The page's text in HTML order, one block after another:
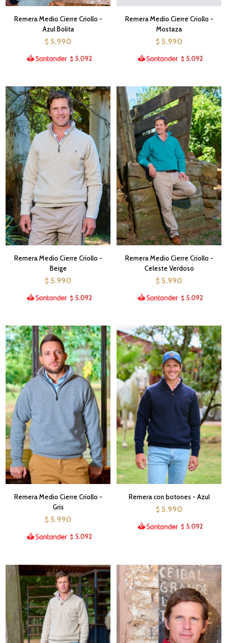
Remera Medio Cierre Criollo -
Azul Bolita
$ 5.990
$ 5.092
Remera Medio Cierre Criollo -
Mostaza
$ 5.990
$ 5.092
Remera Medio Cierre Criollo -
Beige
$ 5.990
$ 5.092
Remera Medio Cierre Criollo -
Celeste Verdoso
$ 5.990
$ 5.092
Remera Medio Cierre Criollo -
Gris
$ 5.990
$ 5.092
Remera con botones - Azul
$ 5.990
$ 5.092